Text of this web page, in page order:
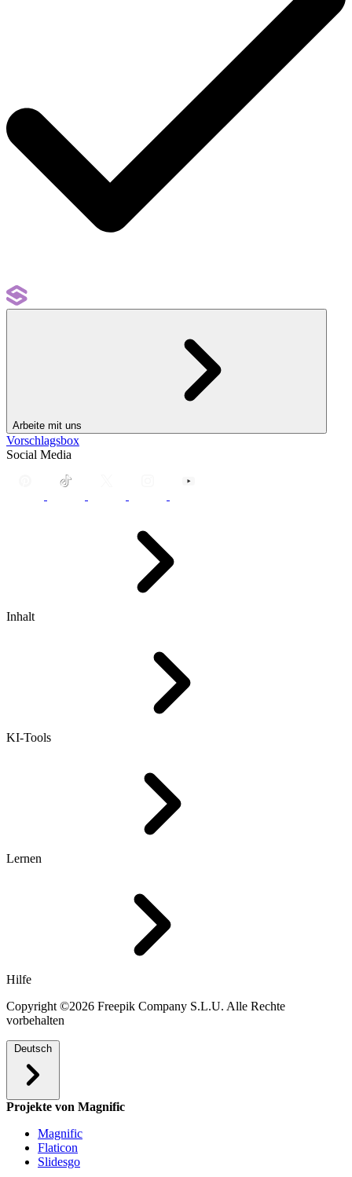
Arbeite mit uns
Vorschlagsbox
Social Media
Inhalt
KI-Tools
Lernen
Hilfe
Copyright ©2026 Freepik Company S.L.U. Alle Rechte
vorbehalten
Deutsch
Projekte von Magnific
Magnific
Flaticon
Slidesgo